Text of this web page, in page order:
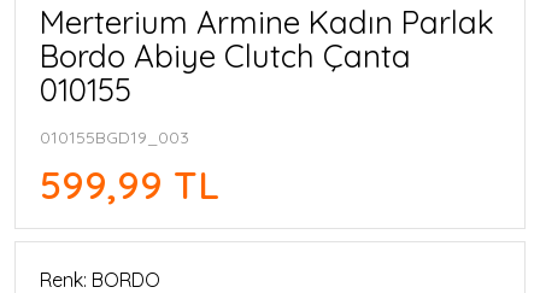
Merterium Armine Kadın Parlak
Bordo Abiye Clutch Çanta
010155
010155BGD19_003
599,99 TL
Renk: BORDO